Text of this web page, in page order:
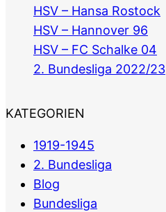
HSV – Hansa Rostock
HSV – Hannover 96
HSV – FC Schalke 04
2. Bundesliga 2022/23
KATEGORIEN
1919-1945
2. Bundesliga
Blog
Bundesliga